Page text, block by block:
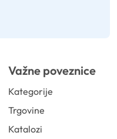
Važne poveznice
Kategorije
Trgovine
Katalozi